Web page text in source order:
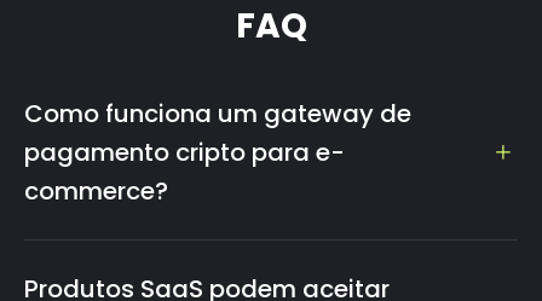
FAQ
Como funciona um gateway de
pagamento cripto para e-
commerce?
CCPayment gera um endereço de pagamento
Produtos SaaS podem aceitar